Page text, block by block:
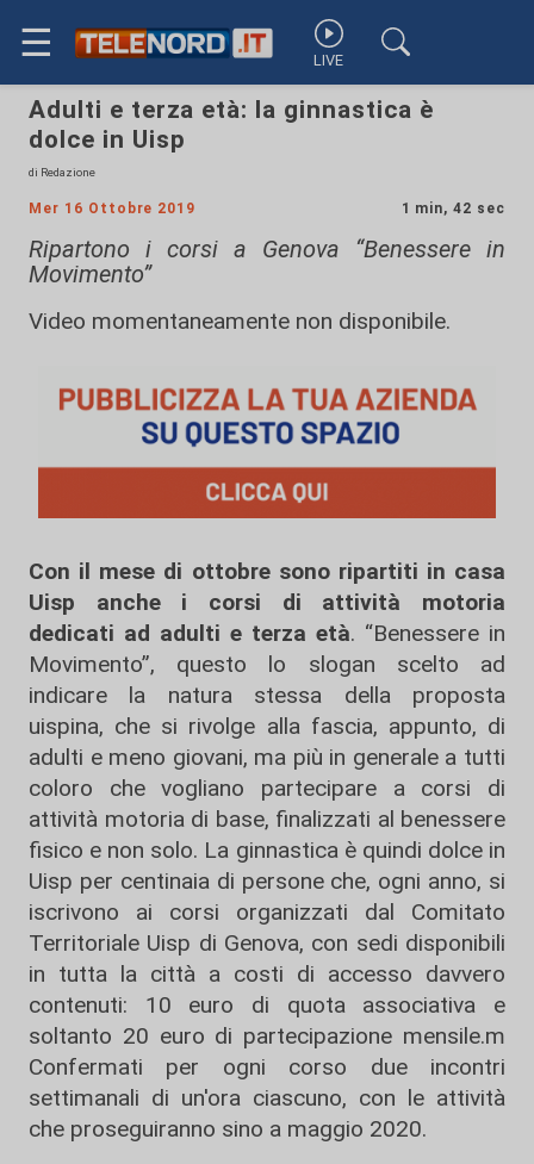
☰ LIVE
Adulti e terza età: la ginnastica è
dolce in Uisp
di Redazione
Mer 16 Ottobre 2019 1 min, 42 sec
Ripartono i corsi a Genova “Benessere in
Movimento”
Video momentaneamente non disponibile.
Con il mese di ottobre sono ripartiti in casa
Uisp anche i corsi di attività motoria
dedicati ad adulti e terza età. “Benessere in
Movimento”, questo lo slogan scelto ad
indicare la natura stessa della proposta
uispina, che si rivolge alla fascia, appunto, di
adulti e meno giovani, ma più in generale a tutti
coloro che vogliano partecipare a corsi di
attività motoria di base, finalizzati al benessere
fisico e non solo. La ginnastica è quindi dolce in
Uisp per centinaia di persone che, ogni anno, si
iscrivono ai corsi organizzati dal Comitato
Territoriale Uisp di Genova, con sedi disponibili
in tutta la città a costi di accesso davvero
contenuti: 10 euro di quota associativa e
soltanto 20 euro di partecipazione mensile.m
Confermati per ogni corso due incontri
settimanali di un'ora ciascuno, con le attività
che proseguiranno sino a maggio 2020.